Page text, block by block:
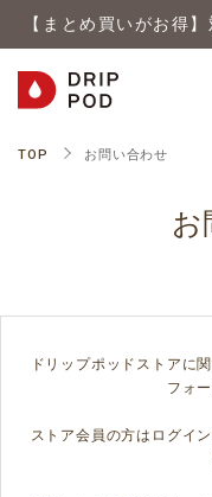
【まとめ買いがお得
TOP お問い合わせ
お
ドリップポッドストアに
フォ
ストア会員の方はログイ